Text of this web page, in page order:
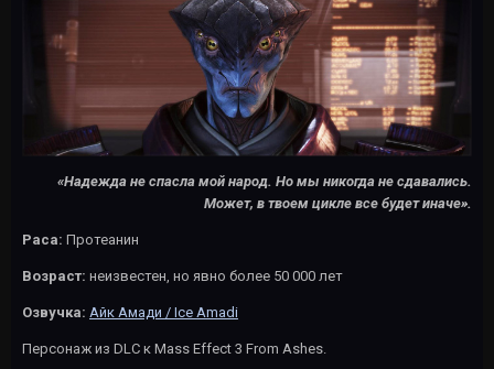
«Надежда не спасла мой народ. Но мы никогда не сдавались.
Может, в твоем цикле все будет иначе».
Раса: Протеанин
Возраст: неизвестен, но явно более 50 000 лет
Озвучка: Айк Амади / Ice Amadi
Персонаж из DLC к Mass Effect 3 From Ashes.